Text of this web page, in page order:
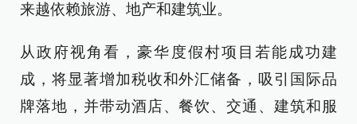
来越依赖旅游、地产和建筑业。
从政府视角看，豪华度假村项目若能成功建
成，将显著增加税收和外汇储备，吸引国际品
牌落地，并带动酒店、餐饮、交通、建筑和服